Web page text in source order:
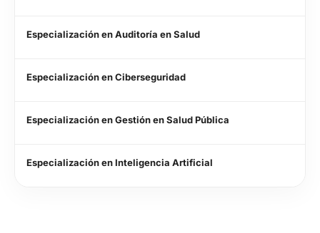
Especialización en Auditoría en Salud
Especialización en Ciberseguridad
Especialización en Gestión en Salud Pública
Especialización en Inteligencia Artificial